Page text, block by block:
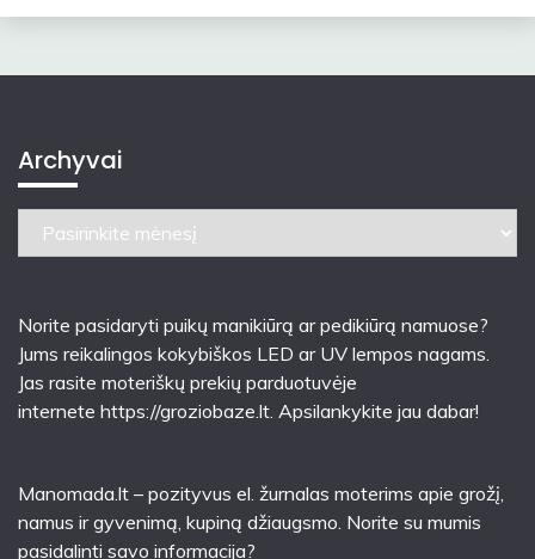
Archyvai
Archyvai
Norite pasidaryti puikų manikiūrą ar pedikiūrą namuose?
Jums reikalingos kokybiškos LED ar UV lempos nagams.
Jas rasite moteriškų prekių parduotuvėje
internete https://groziobaze.lt . Apsilankykite jau dabar!
Manomada.lt – pozityvus el. žurnalas moterims apie grožį,
namus ir gyvenimą, kupiną džiaugsmo. Norite su mumis
pasidalinti savo informacija?